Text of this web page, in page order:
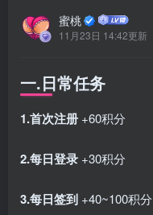
蜜桃
11月23日 14:42更新
一.日常任务
1.首次注册 +60积分
2.每日登录 +30积分
3.每日签到 +40~100积分